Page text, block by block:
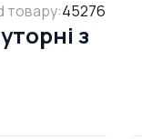
товару:45276
з